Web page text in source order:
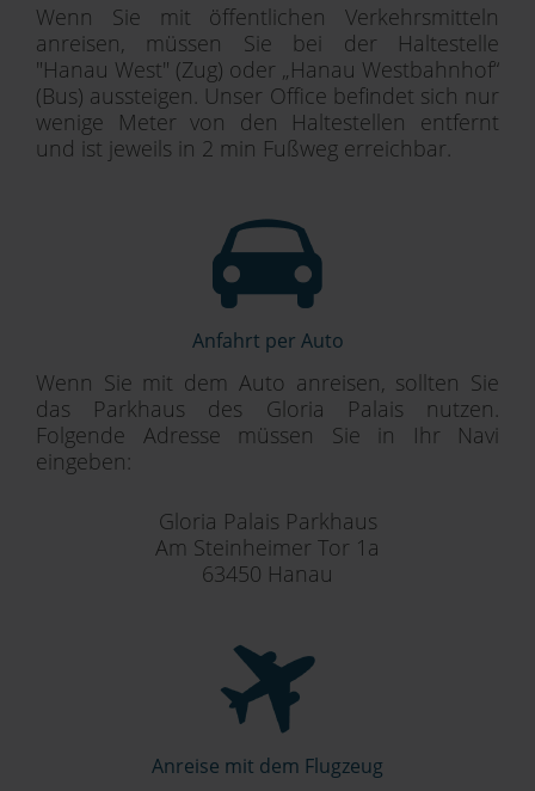
Wenn Sie mit öffentlichen Verkehrsmitteln
anreisen, müssen Sie bei der Haltestelle
"Hanau West" (Zug) oder „Hanau Westbahnhof“
(Bus) aussteigen. Unser Office befindet sich nur
wenige Meter von den Haltestellen entfernt
und ist jeweils in 2 min Fußweg erreichbar.
Anfahrt per Auto
Wenn Sie mit dem Auto anreisen, sollten Sie
das Parkhaus des Gloria Palais nutzen.
Folgende Adresse müssen Sie in Ihr Navi
eingeben:
Gloria Palais Parkhaus
Am Steinheimer Tor 1a
63450 Hanau
Anreise mit dem Flugzeug